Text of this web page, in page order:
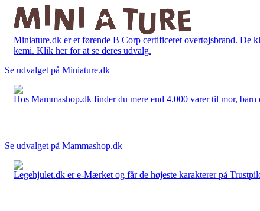
Miniature.dk er et førende B Corp certificeret overtøjsbrand. De
kemi. Klik her for at se deres udvalg.
Se udvalget på Miniature.dk
Hos Mammashop.dk finder du mere end 4.000 varer til mor,
Se udvalget på Mammashop.dk
Legehjulet.dk er e-Mærket og får de højeste karakterer på